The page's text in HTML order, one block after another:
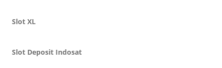
Slot XL
Slot Deposit Indosat